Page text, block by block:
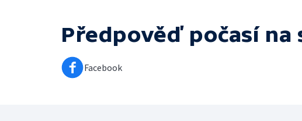
Předpověď počasí na
Facebook